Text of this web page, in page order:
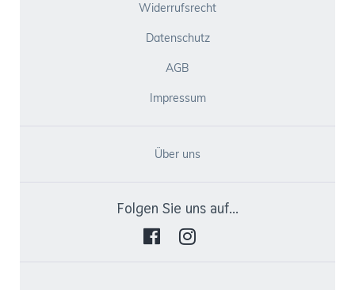
Widerrufsrecht
Datenschutz
AGB
Impressum
Über uns
Folgen Sie uns auf...